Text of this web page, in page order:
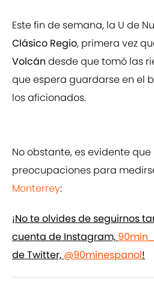
Este fin de semana, la U de
Clásico Regio, primera vez
Volcán desde que tomó las
que espera guardarse en el
los aficionados.
No obstante, es evidente que
preocupaciones para
Monterrey:
¡No te olvides de seguirnos
cuenta de Instagram,
de Twitter, @90minespanol!